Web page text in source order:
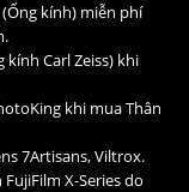
kính) miễn phí
kính Carl Zeiss) khi
khi mua Thân
7Artisans, Viltrox.
X-Series do